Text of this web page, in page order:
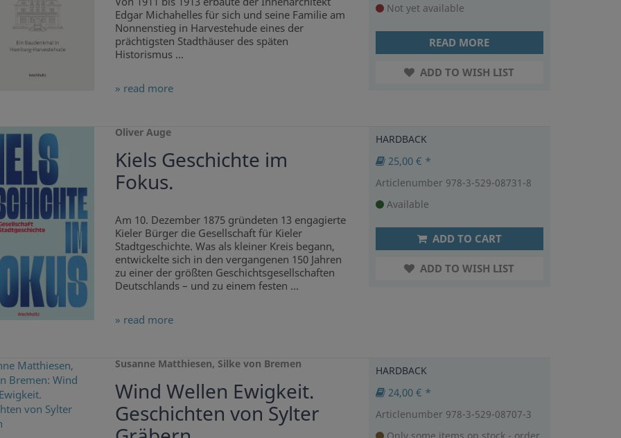
Edgar Michahelles für sich und seine Familie am
Nonnenstieg in Harvestehude eines der
prächtigsten Stadthäuser des späten
Historismus ...
» read more
Not yet available
READ MORE
ADD TO WISH LIST
Oliver Auge
Kiels Geschichte im
Fokus.
Am 10. Dezember 1875 gründeten 13 engagierte
Kieler Bürger die Gesellschaft für Kieler
Stadtgeschichte. Was als kleiner Kreis begann,
entwickelte sich in den vergangenen 150 Jahren
zu einer der größten Geschichtsgesellschaften
Deutschlands – und zu einem festen ...
» read more
HARDBACK
25,00 € *
Articlenumber 978-3-529-08731-8
Available
ADD TO CART
ADD TO WISH LIST
Susanne Matthiesen, Silke von Bremen
Wind Wellen Ewigkeit.
Geschichten von Sylter
HARDBACK
24,00 € *
Articlenumber 978-3-529-08707-3